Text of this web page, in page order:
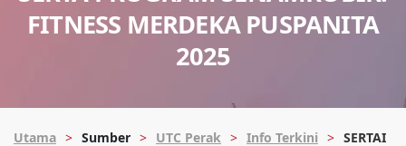
FITNESS MERDEKA PUSPANITA
2025
Utama Sumber UTC Perak Info Terkini SERTAI